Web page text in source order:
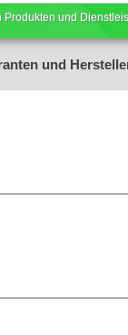
Produkten und
und